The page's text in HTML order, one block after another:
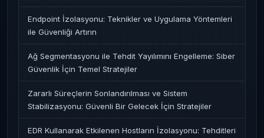
Endpoint İzolasyonu: Teknikler ve Uygulama Yöntemleri
ile Güvenliği Artırın
Ağ Segmentasyonu ile Tehdit Yayılımını Engelleme: Siber
Güvenlik İçin Temel Stratejiler
Zararlı Süreçlerin Sonlandırılması ve Sistem
Stabilizasyonu: Güvenli Bir Gelecek İçin Stratejiler
EDR Kullanarak Etkilenen Hostların İzolasyonu: Tehditleri